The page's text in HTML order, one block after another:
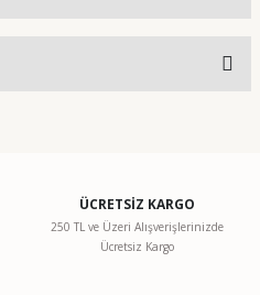
ederiz.
görüntülenemiyor.
ÜCRETSİZ KARGO
250 TL ve Üzeri Alışverişlerinizde
Ücretsiz Kargo